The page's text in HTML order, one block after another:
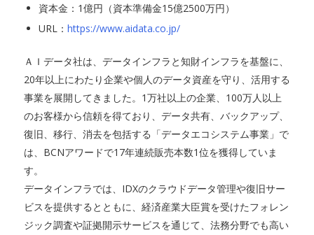
資本金：1億円（資本準備金15億2500万円）
URL： https://www.aidata.co.jp/
ＡＩデータ社は、データインフラと知財インフラを基盤に、
20年以上にわたり企業や個人のデータ資産を守り、活用する
事業を展開してきました。1万社以上の企業、100万人以上
のお客様から信頼を得ており、データ共有、バックアップ、
復旧、移行、消去を包括する「データエコシステム事業」で
は、BCNアワードで17年連続販売本数1位を獲得していま
す。
データインフラでは、IDXのクラウドデータ管理や復旧サー
ビスを提供するとともに、経済産業大臣賞を受けたフォレン
ジック調査や証拠開示サービスを通じて、法務分野でも高い